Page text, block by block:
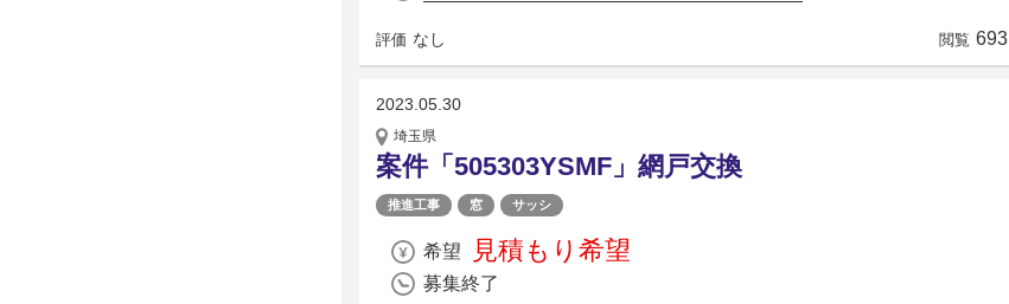
評価 なし 閲覧 693
2023.05.30
埼玉県
案件「505303YSMF」網戸交換
推進工事 窓 サッシ
希望 見積もり希望
募集終了